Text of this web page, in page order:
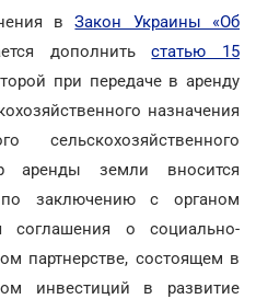
вЗакон Украины «Об
дополнитьстатью 15
при передаче в аренду
назначения
аренды земли вносится
по заключению с органом
соглашения о социально-
партнерстве, состоящем в
инвестиций в развитие